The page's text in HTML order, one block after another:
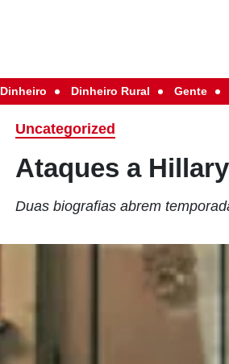
Dinheiro Dinheiro Rural Gente
Uncategorized
Ataques a Hillary
Duas biografias abrem